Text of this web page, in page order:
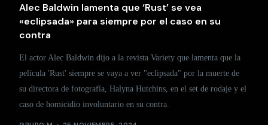
Alec Baldwin lamenta que ‘Rust’ se vea
«eclipsada» para siempre por el caso en su
contra
El actor Alec Baldwin dijo a la revista Variety que lamenta que la
película 'Rust' siempre se vaya a ver "eclipsada" por la muerte de
su directora de fotografía, Halyna Hutchins, en el set de rodaje y el
caso de homicidio involuntario en su contra.